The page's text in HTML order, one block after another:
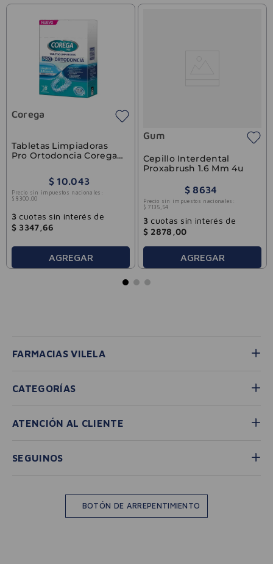
Corega
Tabletas Limpiadoras
Pro Ortodoncia Corega
$ 10.043
Precio sin impuestos nacionales:
$ 8300 00
3cuotas sin interés de
$ 3347 66
AGREGAR
Gum
Cepillo Interdental
Proxabrush 1.6 Mm 4u
$ 8634
Precio sin impuestos nacionales:
$ 7135 54
3cuotas sin interés de
$ 2878 00
AGREGAR
FARMACIAS VILELA
CATEGORÍAS
ATENCIÓN AL CLIENTE
SEGUINOS
BOTÓN DE ARREPENTIMIENTO